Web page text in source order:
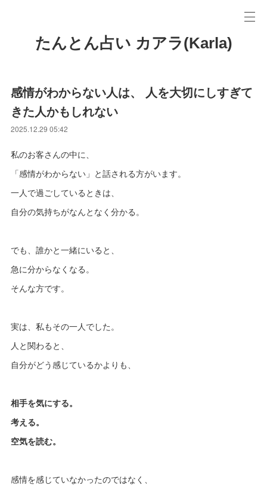
たんとん占い カアラ(Karla)
感情がわからない人は、 人を大切にしすぎて
きた人かもしれない
2025.12.29 05:42
私のお客さんの中に、
「感情がわからない」と話される方がいます。
一人で過ごしているときは、
自分の気持ちがなんとなく分かる。
でも、誰かと一緒にいると、
急に分からなくなる。
そんな方です。
実は、私もその一人でした。
人と関わると、
自分がどう感じているかよりも、
相手を気にする。
考える。
空気を読む。
感情を感じていなかったのではなく、